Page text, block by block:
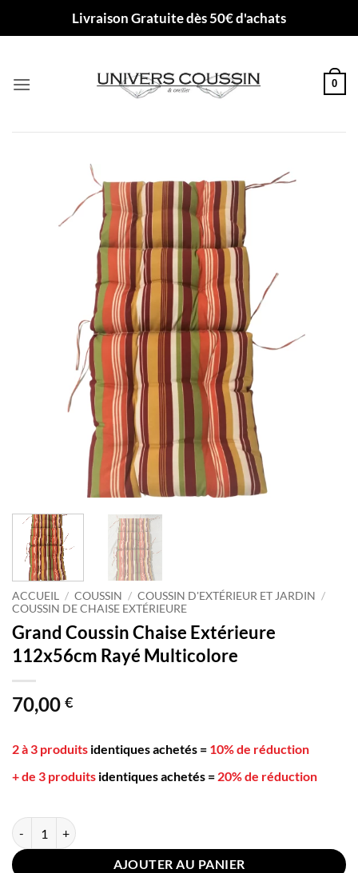
Livraison Gratuite dès 50€ d'achats
0
ACCUEIL / COUSSIN / COUSSIN D'EXTÉRIEUR ET JARDIN /
COUSSIN DE CHAISE EXTÉRIEURE
Grand Coussin Chaise Extérieure
112x56cm Rayé Multicolore
70,00 €
2 à 3 produits identiques achetés = 10% de réduction
+ de 3 produits identiques achetés = 20% de réduction
quantité de Grand Coussin Chaise Extérieure 112x56cm Rayé
AJOUTER AU PANIER